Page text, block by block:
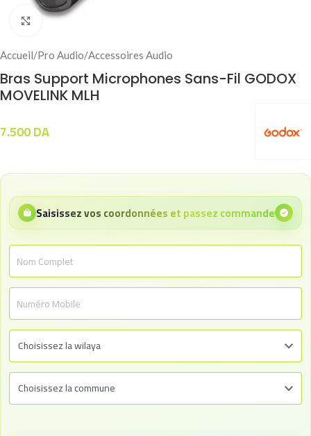
Click to enlarge
Accueil/Pro Audio/Accessoires Audio
Bras Support Microphones Sans-Fil GODOX
MOVELINK MLH
7.500DA
Saisissez vos coordonnées et passez commande